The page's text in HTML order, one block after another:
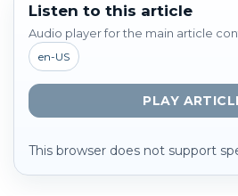
Listen to this article
Audio player for the main article
en-US
PLAY
This browser does not support